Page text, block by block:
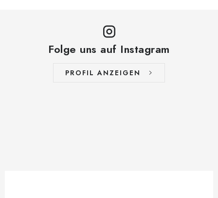
Folge uns auf Instagram
PROFIL ANZEIGEN